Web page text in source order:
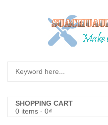
SHOPPING CART
0 items - 0₫